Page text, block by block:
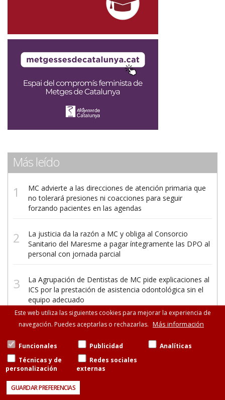
Más leído
MC advierte a las direcciones de atención primaria que
no tolerará presiones ni coacciones para seguir
forzando pacientes en las agendas
La justicia da la razón a MC y obliga al Consorcio
Sanitario del Maresme a pagar íntegramente las DPO al
personal con jornada parcial
La Agrupación de Dentistas de MC pide explicaciones al
ICS por la prestación de asistencia odontológica sin el
equipo adecuado
©Metges de CatalunyaConsell de Cent, 471-475, esc.B entresuelo, 08013
Barcelona 93 265 11 77 · 93 585 13 88
Este web utiliza las siguientes cookies para mejorar la experiencia de
navegación. Puedes aceptarlas o rechazarlas. Más información
Funcionales Publicidad
Analíticas
Técnicas y de
personalización
Redes sociales
externas
GUARDAR PREFERENCIAS